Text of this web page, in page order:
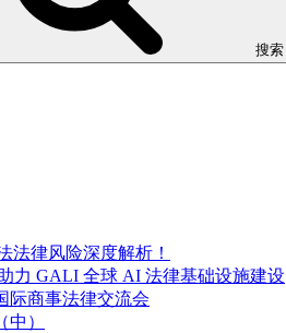
搜索
法律风险深度解析！
力 GALI 全球 AI 法律基础设施建设
际商事法律交流会
）